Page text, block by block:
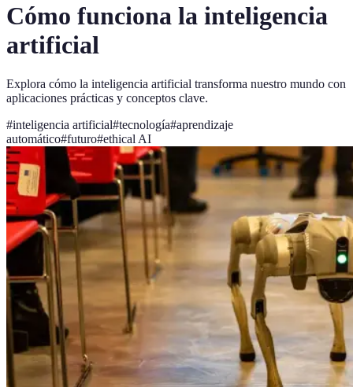
Cómo funciona la inteligencia
artificial
Explora cómo la inteligencia artificial transforma nuestro mundo con
aplicaciones prácticas y conceptos clave.
#inteligencia artificial#tecnología#aprendizaje
automático#futuro#ethical AI